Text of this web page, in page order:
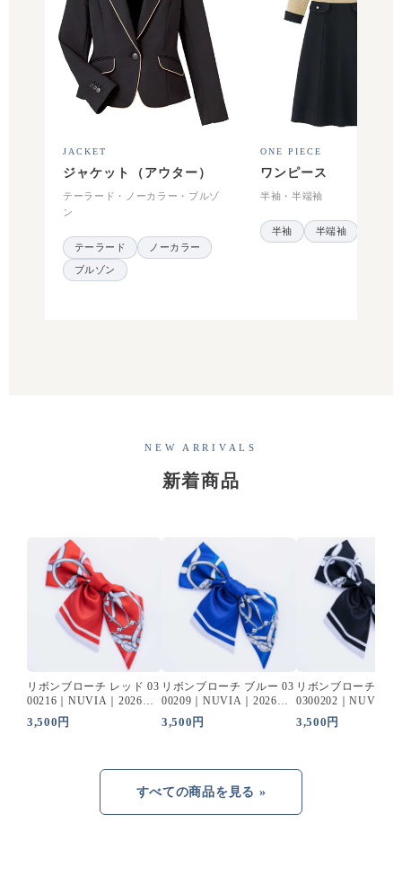
JACKET
ジャケット（アウター）
テーラード・ノーカラー・ブルゾ
ン
テーラード ノーカラー
ブルゾン
ONE PIECE
ワンピース
半袖・半端袖
半袖 半端袖
NEW ARRIVALS
新着商品
リボンブローチ レッド 03
00216｜NUVIA｜2026年
最新エステユニフォーム
3,500円
リボンブローチ ブルー 03
00209｜NUVIA｜2026年
最新エステユニフォーム
3,500円
リボンブローチ ブ
0300202｜NUVIA｜
年最新エステユニフ
ム
3,500円
すべての商品を見る »